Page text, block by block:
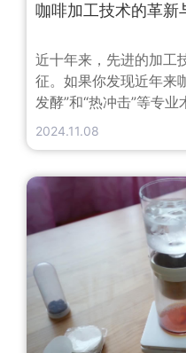
咖啡加工技术的革新
近十年来，先进的加工
征。如果你发现近年来
发酵”和“热冲击”等专
多人都有这样的发现。
的加工方法或创造出全
一环节，创新是固有
者为了在市场上脱颖而
2024.11.08